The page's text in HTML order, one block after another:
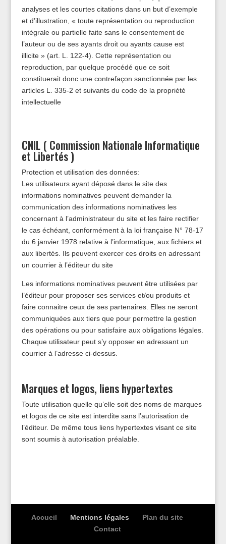
analyses et les courtes citations dans un but d’exemple
et d’illustration, « toute représentation ou reproduction
intégrale ou partielle faite sans le consentement de
l’auteur ou de ses ayants droit ou ayants cause est
illicite » (art. L. 122-4). Cette représentation ou
reproduction, par quelque procédé que ce soit
constituerait donc une contrefaçon sanctionnée par les
articles L. 335-2 et suivants du code de la propriété
intellectuelle
CNIL ( Commission Nationale Informatique
et Libertés )
Protection et utilisation des données:
Les utilisateurs ayant déposé dans le site des
informations nominatives peuvent demander la
communication des informations nominatives les
concernant à l’administrateur du site et les faire rectifier
le cas échéant, conformément à la loi française N° 78-17
du 6 janvier 1978 relative à l’informatique, aux fichiers et
aux libertés. Ils peuvent exercer ces droits en adressant
un courrier à l’éditeur du site
Les informations nominatives peuvent être utilisées par
l’éditeur pour proposer ses services et/ou produits et
faire connaitre ceux de ses partenaires. Elles ne seront
communiquées aux tiers que pour permettre la gestion
des opérations ou pour satisfaire aux obligations légales.
Chaque utilisateur peut s’y opposer en adressant un
courrier à l’adresse ci-dessus.
Marques et logos, liens hypertextes
Toute utilisation quelle qu’elle soit des noms de marques
et logos de ce site est interdite sans l’autorisation de
l’éditeur. De même tous liens hypertextes visant ce site
sont soumis à autorisation préalable.
Accueil Mentions légales
Plan du site
Contact